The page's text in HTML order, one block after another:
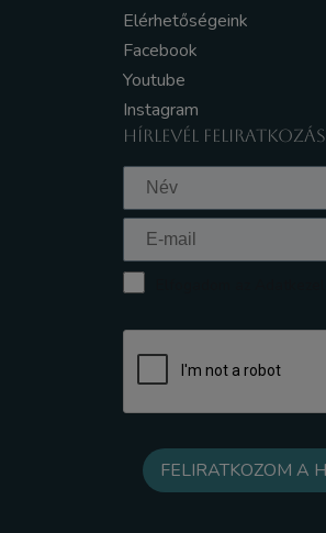
Elérhetőségeink
Facebook
Youtube
Instagram
HÍRLEVÉL FELIRATKOZÁS